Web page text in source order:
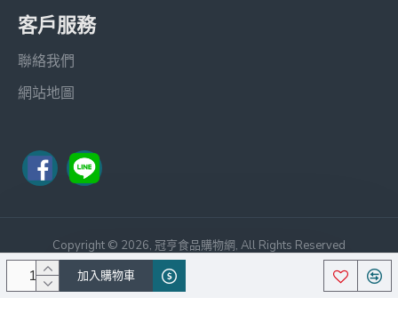
加入購物車
客戶服務
聯絡我們
網站地圖
Copyright © 2026, 冠亨食品購物網, All Rights Reserved
Theme By Journal 3,中文化